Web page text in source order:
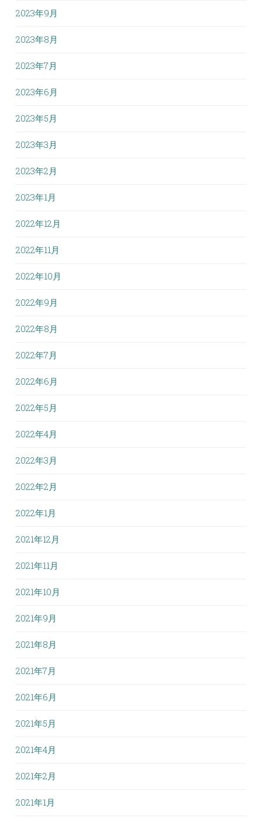
2023年9月
2023年8月
2023年7月
2023年6月
2023年5月
2023年3月
2023年2月
2023年1月
2022年12月
2022年11月
2022年10月
2022年9月
2022年8月
2022年7月
2022年6月
2022年5月
2022年4月
2022年3月
2022年2月
2022年1月
2021年12月
2021年11月
2021年10月
2021年9月
2021年8月
2021年7月
2021年6月
2021年5月
2021年4月
2021年2月
2021年1月